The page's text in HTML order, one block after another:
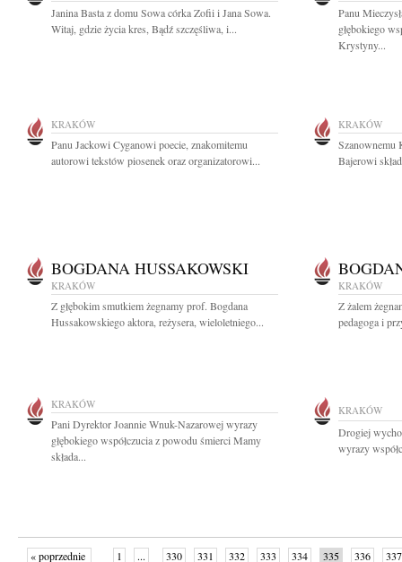
Janina Basta z domu Sowa córka Zofii i Jana Sowa.
Witaj, gdzie życia kres, Bądź szczęśliwa, i...
Panu
głębokiego
Krystyny...
KRAKÓW
Panu Jackowi Cyganowi poecie, znakomitemu
autorowi tekstów piosenek oraz organizatorowi...
KRAKÓW
Szanownemu
Bajerowi
BOGDANA HUSSAKOWSKI
KRAKÓW
Z głębokim smutkiem żegnamy prof. Bogdana
Hussakowskiego aktora, reżysera, wieloletniego...
KRAKÓW
Z żalem
pedagoga i
KRAKÓW
Pani Dyrektor Joannie Wnuk-Nazarowej wyrazy
głębokiego współczucia z powodu śmierci Mamy
składa...
KRAKÓW
Drogiej
wyrazy
« poprzednie 1 ... 330 331 332 333 334 335 336 337